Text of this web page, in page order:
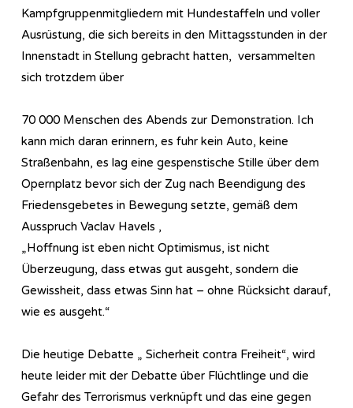
Kampfgruppenmitgliedern mit Hundestaffeln und voller
Ausrüstung, die sich bereits in den Mittagsstunden in der
Innenstadt in Stellung gebracht hatten, versammelten
sich trotzdem über
70 000 Menschen des Abends zur Demonstration. Ich
kann mich daran erinnern, es fuhr kein Auto, keine
Straßenbahn, es lag eine gespenstische Stille über dem
Opernplatz bevor sich der Zug nach Beendigung des
Friedensgebetes in Bewegung setzte, gemäß dem
Ausspruch Vaclav Havels ,
„Hoffnung ist eben nicht Optimismus, ist nicht
Überzeugung, dass etwas gut ausgeht, sondern die
Gewissheit, dass etwas Sinn hat – ohne Rücksicht darauf,
wie es ausgeht.“
Die heutige Debatte „ Sicherheit contra Freiheit“, wird
heute leider mit der Debatte über Flüchtlinge und die
Gefahr des Terrorismus verknüpft und das eine gegen